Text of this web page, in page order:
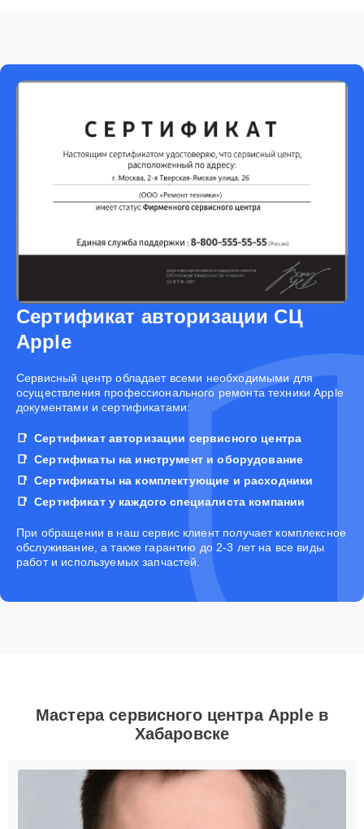
Сертификат авторизации СЦ
Apple
Cервисный центр обладает всеми необходимыми для
осуществления профессионального ремонта техники Apple
документами и сертификатами:
Сертификат авторизации сервисного центра
Сертификаты на инструмент и оборудование
Сертификаты на комплектующие и расходники
Сертификат у каждого специалиста компании
При обращении в наш сервис клиент получает комплексное
обслуживание, а также гарантию до 2-3 лет на все виды
работ и используемых запчастей.
Мастера сервисного центра Apple в
Хабаровске